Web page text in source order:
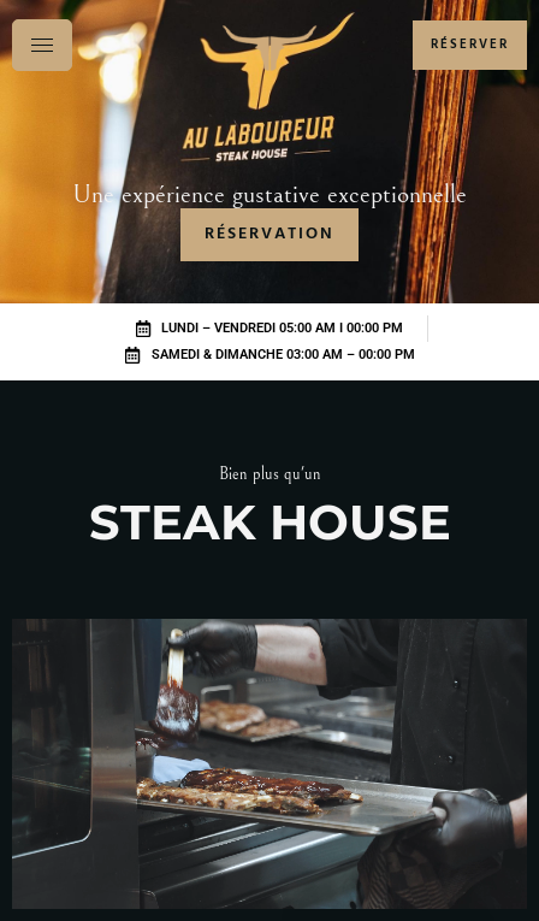
RÉSERVER
Une expérience gustative exceptionnelle
RÉSERVATION
LUNDI – VENDREDI 05:00 AM I 00:00 PM
SAMEDI & DIMANCHE 03:00 AM – 00:00 PM
Bien plus qu'un
STEAK HOUSE